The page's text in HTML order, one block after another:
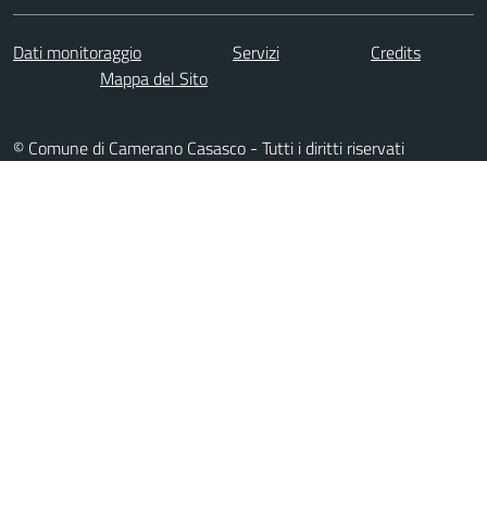
Dati monitoraggio Servizi
Credits
Mappa del Sito
© Comune di Camerano Casasco - Tutti i diritti riservati